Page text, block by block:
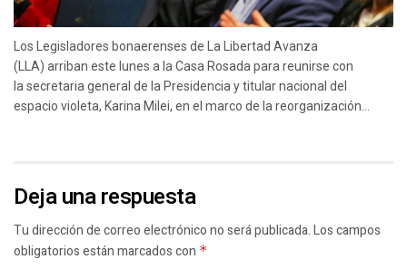
Los Legisladores bonaerenses de La Libertad Avanza
(LLA) arriban este lunes a la Casa Rosada para reunirse con
la secretaria general de la Presidencia y titular nacional del
espacio violeta, Karina Milei, en el marco de la reorganización...
Deja una respuesta
Tu dirección de correo electrónico no será publicada.Los campos
obligatorios están marcados con *